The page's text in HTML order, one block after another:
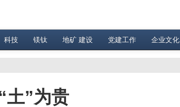
科技 镁钛 地矿 建设 党建工作 企业文化
土”为贵